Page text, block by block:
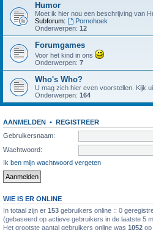
Humor
Moet ik hier nou een beschrijving van
Subforum:
Pornohoek
Onderwerpen: 12
Forumgames
Voor het kind in ons
Onderwerpen: 7
Who's Who?
U mag zich hier even voorstellen. Kijk
Onderwerpen: 164
AANMELDEN • REGISTREER
Gebruikersnaam:
Wachtwoord:
Ik ben mijn wachtwoord vergeten
WIE IS ER ONLINE
In totaal zijn er 153 gebruikers online :: 0
(gebaseerd op actieve gebruikers in de laatste 5
Het grootste aantal gebruikers online was 1052 op